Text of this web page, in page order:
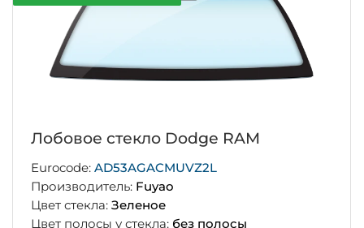
Оригинал
Лобовое стекло Dodge RAM
Eurocode: 68451039AA
Производитель: Mopar